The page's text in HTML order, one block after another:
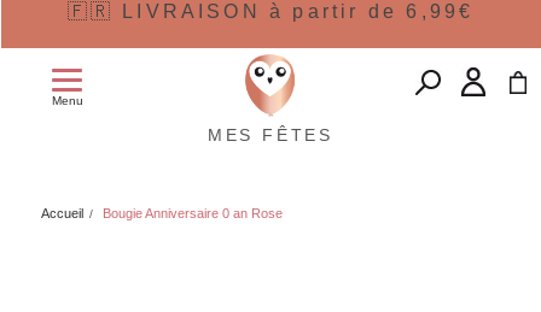
🇫🇷 LIVRAISON à partir de 6,99€
Menu
MES FÊTES
Accueil Bougie Anniversaire 0 an Rose